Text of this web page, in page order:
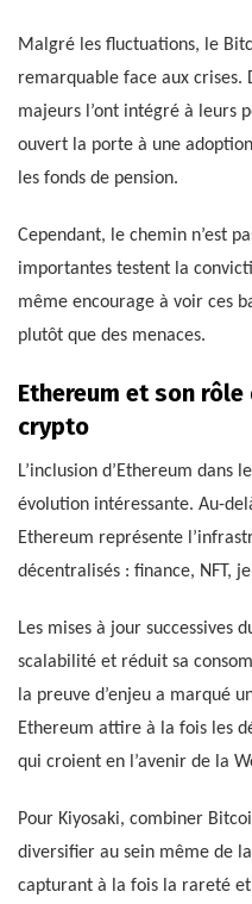
Malgré les fluctuations, le
remarquable face aux crises.
majeurs l’ont intégré à leurs
ouvert la porte à une
les fonds de pension.
Cependant, le chemin n’est
importantes testent la
même encourage à voir ces
plutôt que des menaces.
Ethereum et son
crypto
L’inclusion d’Ethereum dans
évolution intéressante. Au-
Ethereum représente
décentralisés : finance, NFT,
Les mises à jour successives
scalabilité et réduit sa
la preuve d’enjeu a marqué
Ethereum attire à la fois les
qui croient en l’avenir de la
Pour Kiyosaki, combiner
diversifier au sein même de
capturant à la fois la rareté